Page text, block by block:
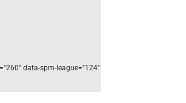
data-spm-league="124"